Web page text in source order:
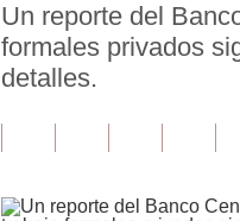
Un reporte del
formales privados
detalles.